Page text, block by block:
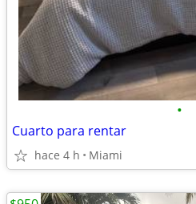
•
Cuarto para rentar
hace 4 h Miami